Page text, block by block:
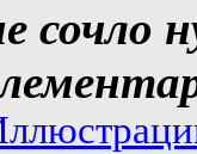
сочло